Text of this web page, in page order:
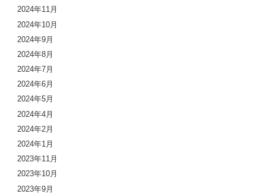
2024年11月
2024年10月
2024年9月
2024年8月
2024年7月
2024年6月
2024年5月
2024年4月
2024年2月
2024年1月
2023年11月
2023年10月
2023年9月